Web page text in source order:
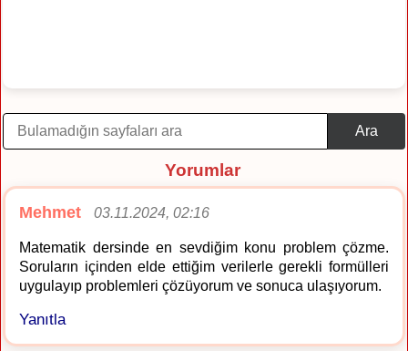
Ara
Yorumlar
Mehmet 03.11.2024, 02:16
Matematik dersinde en sevdiğim konu problem çözme.
Soruların içinden elde ettiğim verilerle gerekli formülleri
uygulayıp problemleri çözüyorum ve sonuca ulaşıyorum.
Yanıtla